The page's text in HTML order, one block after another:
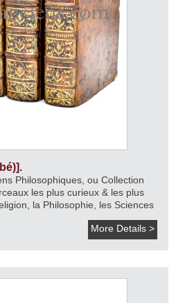
Philosophiques, ou Collection
les plus curieux & les plus
la Philosophie, les Sciences
More Details >